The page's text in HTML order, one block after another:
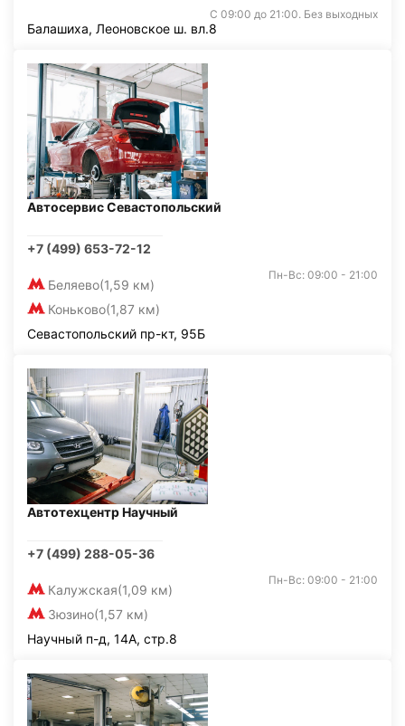
С 09:00 до 21:00. Без выходных
Балашиха, Леоновское ш. вл.8
Автосервис Севастопольский
+7 (499) 653-72-12
Беляево(1,59 км)
Коньково(1,87 км)
Пн-Вс: 09:00 - 21:00
Севастопольский пр-кт, 95Б
Автотехцентр Научный
+7 (499) 288-05-36
Калужская(1,09 км)
Зюзино(1,57 км)
Пн-Вс: 09:00 - 21:00
Научный п-д, 14А, стр.8